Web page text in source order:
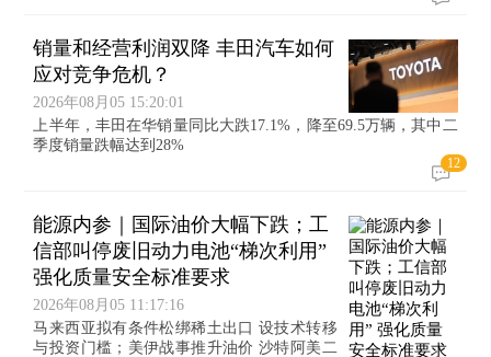
销量和经营利润双降 丰田汽车如何
应对竞争危机？
2026年08月05 15:20:01
上半年，丰田在华销量同比大跌17.1%，降至69.5万辆，其中二
季度销量跌幅达到28%
12
能源内参｜国际油价大幅下跌；工
信部叫停废旧动力电池“梯次利用”
强化质量安全标准要求
2026年08月05 11:17:16
马来西亚拟有条件松绑稀土出口 设技术转移
与投资门槛；美伊战事推升油价 沙特阿美二